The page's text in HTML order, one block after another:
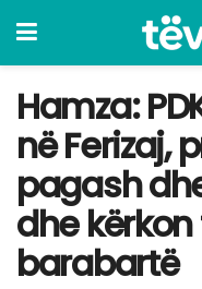
Hamza:
në Ferizaj,
pagash
dhe
barabartë